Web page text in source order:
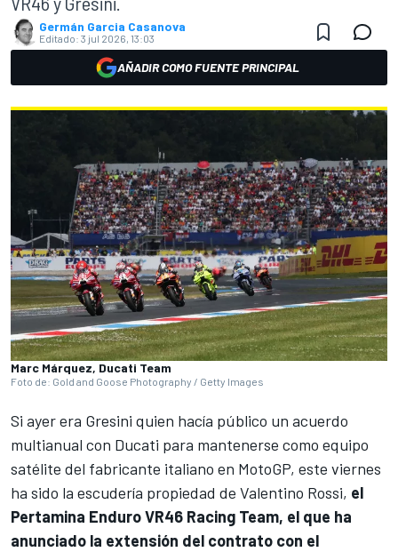
Germán Garcia Casanova
Editado: 3 jul 2026, 13:03
AÑADIR COMO FUENTE PRINCIPAL
Marc Márquez, Ducati Team
Foto de: Gold and Goose Photography / Getty Images
Si ayer era Gresini quien hacía público un acuerdo
multianual con Ducati para mantenerse como equipo
satélite del fabricante italiano en MotoGP, este viernes
ha sido la escudería propiedad de Valentino Rossi, el
Pertamina EnduroVR46 Racing Team, el que ha
anunciado la extensión del contrato con el